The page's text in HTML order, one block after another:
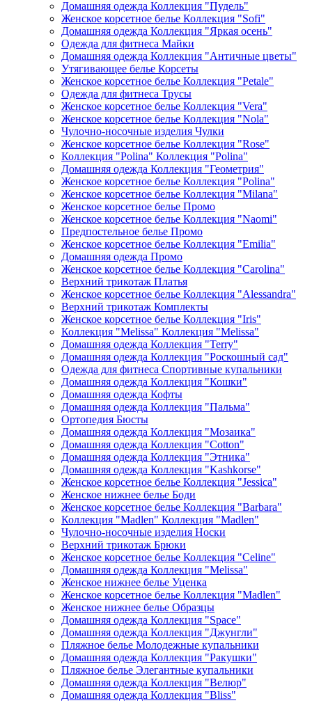
Домашняя одежда Коллекция "Пудель"
Женское корсетное белье Коллекция "Sofi"
Домашняя одежда Коллекция "Яркая осень"
Одежда для фитнеса Майки
Домашняя одежда Коллекция "Античные цветы"
Утягивающее белье Корсеты
Женское корсетное белье Коллекция "Petale"
Одежда для фитнеса Трусы
Женское корсетное белье Коллекция "Vera"
Женское корсетное белье Коллекция "Nola"
Чулочно-носочные изделия Чулки
Женское корсетное белье Коллекция "Rose"
Коллекция "Polina" Коллекция "Polina"
Домашняя одежда Коллекция "Геометрия"
Женское корсетное белье Коллекция "Polina"
Женское корсетное белье Коллекция "Milana"
Женское корсетное белье Промо
Женское корсетное белье Коллекция "Naomi"
Предпостельное белье Промо
Женское корсетное белье Коллекция "Emilia"
Домашняя одежда Промо
Женское корсетное белье Коллекция "Carolina"
Верхний трикотаж Платья
Женское корсетное белье Коллекция "Alessandra"
Верхний трикотаж Комплекты
Женское корсетное белье Коллекция "Iris"
Коллекция "Melissa" Коллекция "Melissa"
Домашняя одежда Коллекция "Terry"
Домашняя одежда Коллекция "Роскошный сад"
Одежда для фитнеса Спортивные купальники
Домашняя одежда Коллекция "Кошки"
Домашняя одежда Кофты
Домашняя одежда Коллекция "Пальма"
Ортопедия Бюсты
Домашняя одежда Коллекция "Мозаика"
Домашняя одежда Коллекция "Cotton"
Домашняя одежда Коллекция "Этника"
Домашняя одежда Коллекция "Kashkorse"
Женское корсетное белье Коллекция "Jessica"
Женское нижнее белье Боди
Женское корсетное белье Коллекция "Barbara"
Коллекция "Madlen" Коллекция "Madlen"
Чулочно-носочные изделия Носки
Верхний трикотаж Брюки
Женское корсетное белье Коллекция "Celine"
Домашняя одежда Коллекция "Melissa"
Женское нижнее белье Уценка
Женское корсетное белье Коллекция "Madlen"
Женское нижнее белье Образцы
Домашняя одежда Коллекция "Space"
Домашняя одежда Коллекция "Джунгли"
Пляжное белье Молодежные купальники
Домашняя одежда Коллекция "Ракушки"
Пляжное белье Элегантные купальники
Домашняя одежда Коллекция "Велюр"
Домашняя одежда Коллекция "Bliss"